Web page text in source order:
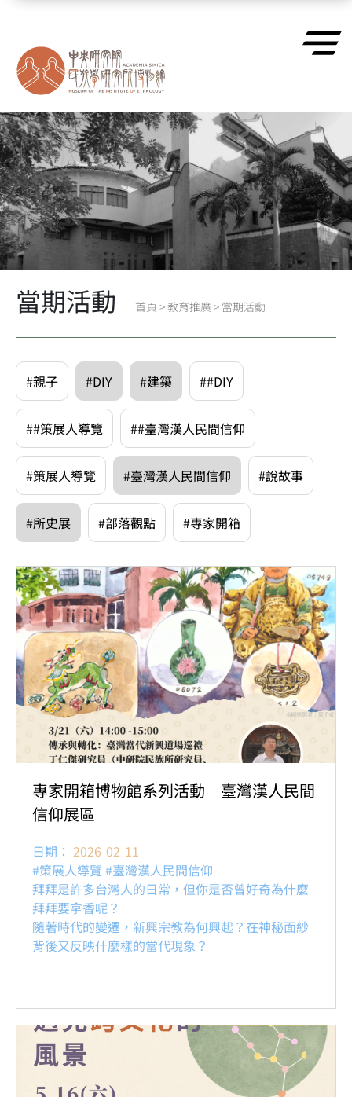
當期活動 首頁 >教育推廣 > 當期活動
#親子 #DIY #建築 ##DIY
##策展人導覽 ##臺灣漢人民間信仰
#策展人導覽 #臺灣漢人民間信仰 #說故事
#所史展 #部落觀點 #專家開箱
專家開箱博物館系列活動─臺灣漢人民間
信仰展區
日期： 2026-02-11
#策展人導覽 #臺灣漢人民間信仰
拜拜是許多台灣人的日常，但你是否曾好奇為什麼
拜拜要拿香呢？
隨著時代的變遷，新興宗教為何興起？在神秘面紗
背後又反映什麼樣的當代現象？